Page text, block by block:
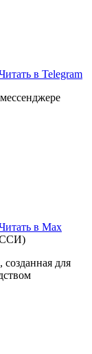
в Telegram
в Max
для